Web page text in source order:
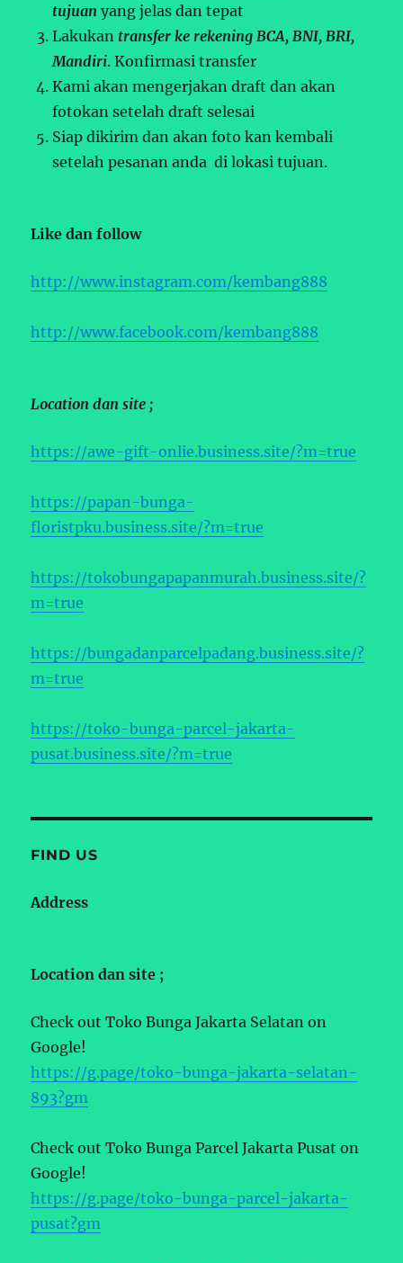
tujuan yang jelas dan tepat
Lakukan transfer ke rekening BCA, BNI, BRI,
Mandiri. Konfirmasi transfer
Kami akan mengerjakan draft dan akan
fotokan setelah draft selesai
Siap dikirim dan akan foto kan kembali
setelah pesanan anda di lokasi tujuan.
Like dan follow
http://www.instagram.com/kembang888
http://www.facebook.com/kembang888
Location dan site ;
https://awe-gift-onlie.business.site/?m=true
https://papan-bunga-
floristpku.business.site/?m=true
https://tokobungapapanmurah.business.site/?
m=true
https://bungadanparcelpadang.business.site/?
m=true
https://toko-bunga-parcel-jakarta-
pusat.business.site/?m=true
FIND US
Address
Location dan site ;
Check out Toko Bunga Jakarta Selatan on
Google!
https://g.page/toko-bunga-jakarta-selatan-
893?gm
Check out Toko Bunga Parcel Jakarta Pusat on
Google!
https://g.page/toko-bunga-parcel-jakarta-
pusat?gm